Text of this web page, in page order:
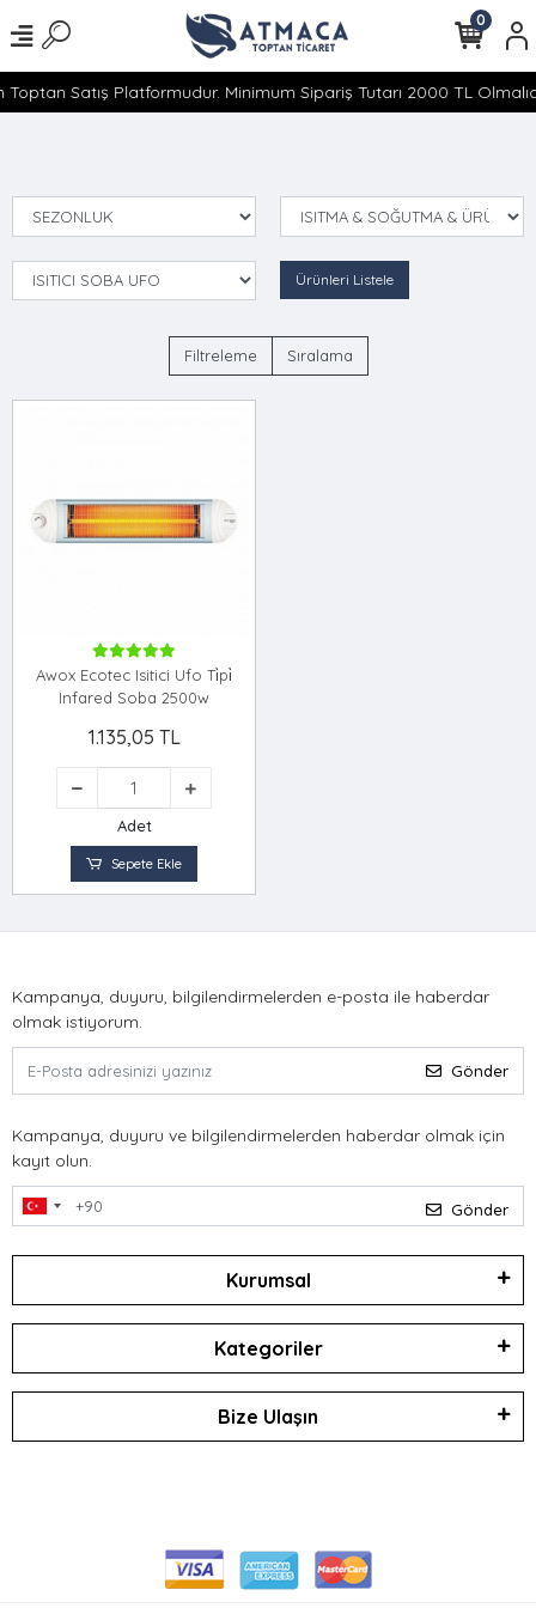
Satış Platformudur. Minimum Sipariş Tutarı 2000 TL
0
Ürünleri Listele
Filtreleme Sıralama
Awox Ecotec Isitici Ufo Ti̇pi̇
Infared Soba 2500w
1.135,05 TL
Adet
Sepete Ekle
Kampanya, duyuru, bilgilendirmelerden e-posta ile haberdar
olmak istiyorum.
Gönder
Kampanya, duyuru ve bilgilendirmelerden haberdar olmak için
kayıt olun.
Gönder
Kurumsal
Kategoriler
Bize Ulaşın